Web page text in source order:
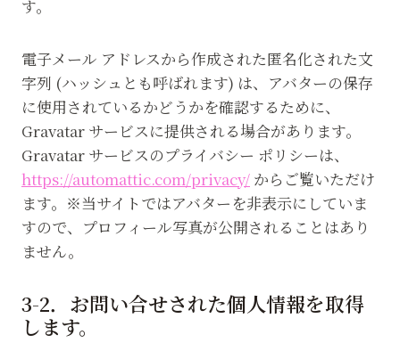
す。
電子メール アドレスから作成された匿名化された文
字列 (ハッシュとも呼ばれます) は、アバターの保存
に使用されているかどうかを確認するために、
Gravatar サービスに提供される場合があります。
Gravatar サービスのプライバシー ポリシーは、
https://automattic.com/privacy/ からご覧いただけ
ます。※当サイトではアバターを非表示にしていま
すので、プロフィール写真が公開されることはあり
ません。
3-2．お問い合せされた個人情報を取得
します。